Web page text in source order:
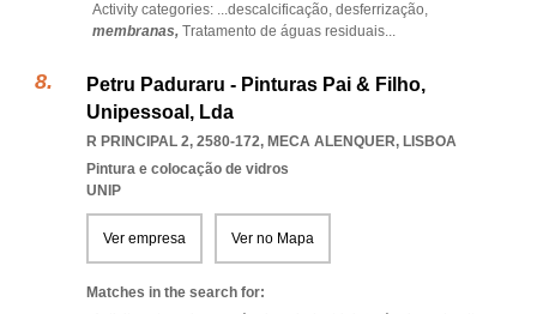
Activity categories: ...descalcificação, desferrização,
membranas, Tratamento de águas residuais...
Petru Paduraru - Pinturas Pai & Filho,
Unipessoal, Lda
R PRINCIPAL 2, 2580-172, MECA ALENQUER, LISBOA
Pintura e colocação de vidros
UNIP
Ver empresa Ver no Mapa
Matches in the search for: